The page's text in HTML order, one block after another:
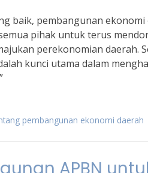
baik, pembangunan
pihak untuk terus
perekonomian daerah.
kunci utama dalam
pembangunan ekonomi daerah